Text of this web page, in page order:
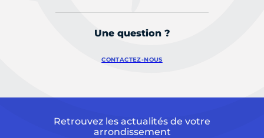
Une question ?
CONTACTEZ-NOUS
Retrouvez les actualités de votre
arrondissement